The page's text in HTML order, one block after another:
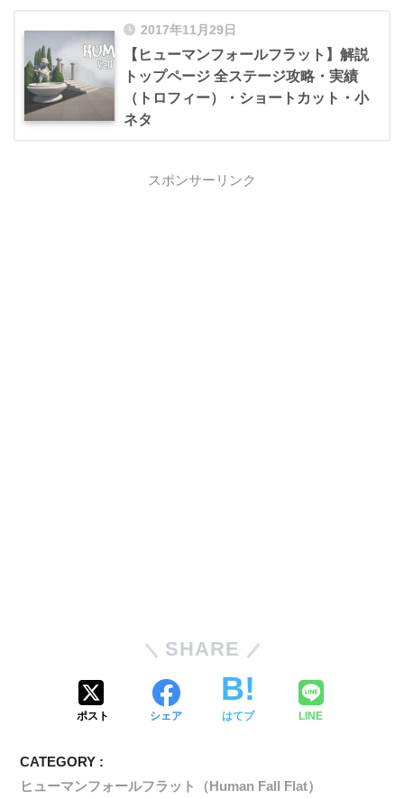
2017年11月29日
【ヒューマンフォールフラット】解説
トップページ 全ステージ攻略・実績
（トロフィー）・ショートカット・小
ネタ
スポンサーリンク
SHARE
ポスト シェア はてブ LINE
CATEGORY :
ヒューマンフォールフラット（Human Fall Flat）